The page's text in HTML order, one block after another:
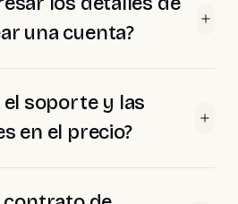
una cuenta?
el soporte y las
en el precio?